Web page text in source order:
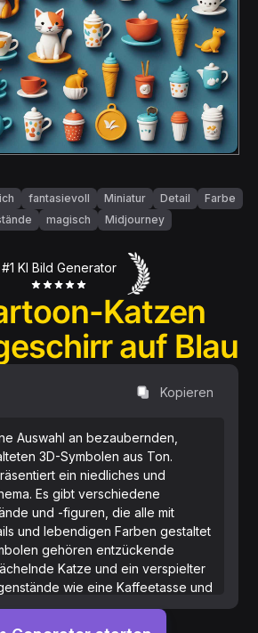
fantasievoll Miniatur Detail
Farbe
magisch
Midjourney
#1 KI Bild Generator
Katzen
auf Blau
Kopieren
Auswahl an bezaubernden,
3D-Symbolen aus Ton.
ein niedliches und
Es gibt verschiedene
und -figuren, die alle mit
und lebendigen Farben gestaltet
gehören entzückende
Katze und ein verspielter
wie eine Kaffeetasse und
Elemente wie ein
ein magischer Zauberstab.